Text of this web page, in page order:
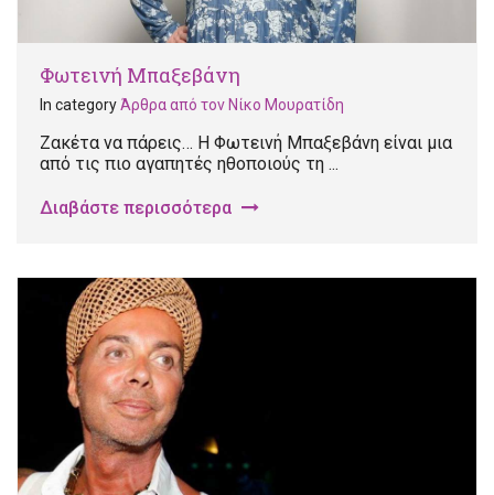
Φωτεινή Μπαξεβάνη
In categoryΆρθρα από τον Νίκο Μουρατίδη
Ζακέτα να πάρεις… Η Φωτεινή Μπαξεβάνη είναι μια
από τις πιο αγαπητές ηθοποιούς τη ...
Διαβάστε περισσότερα